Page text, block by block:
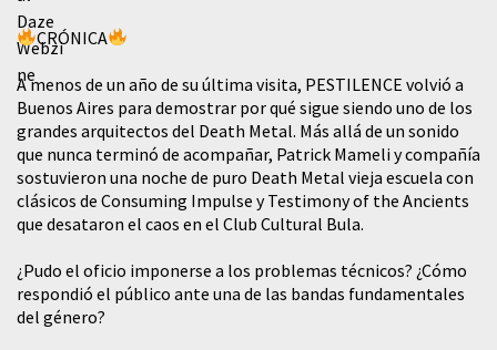
CRÓNICA
A menos de un año de su última visita, PESTILENCE volvió a
Buenos Aires para demostrar por qué sigue siendo uno de los
grandes arquitectos del Death Metal. Más allá de un sonido
que nunca terminó de acompañar, Patrick Mameli y compañía
sostuvieron una noche de puro Death Metal vieja escuela con
clásicos de Consuming Impulse y Testimony of the Ancients
que desataron el caos en el Club Cultural Bula.
¿Pudo el oficio imponerse a los problemas técnicos? ¿Cómo
respondió el público ante una de las bandas fundamentales
del género?